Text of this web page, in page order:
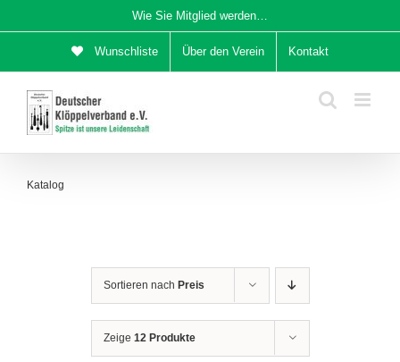
Inhalt
Wie Sie Mitglied werden…
Wunschliste Über den Verein Kontakt
Katalog
Sortieren nach Preis
Zeige 12 Produkte